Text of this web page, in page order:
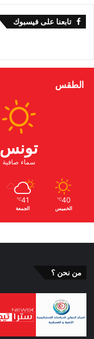
تابعنا على فيسبوك
الطقس
تونس
سماء صافية
40
℃
الخميس
41
℃
الجمعة
من نحن ؟